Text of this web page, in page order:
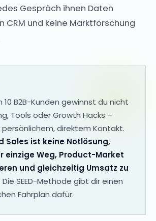
Gespräch ihnen Daten
CRM und keine Marktforschung
10 B2B-Kunden gewinnst du nicht
Tools oder Growth Hacks –
direktem Kontakt.
Sales ist keine Notlösung,
einzige Weg, Product-Market
und gleichzeitig Umsatz zu
Die SEED-Methode gibt dir einen
Fahrplan dafür.